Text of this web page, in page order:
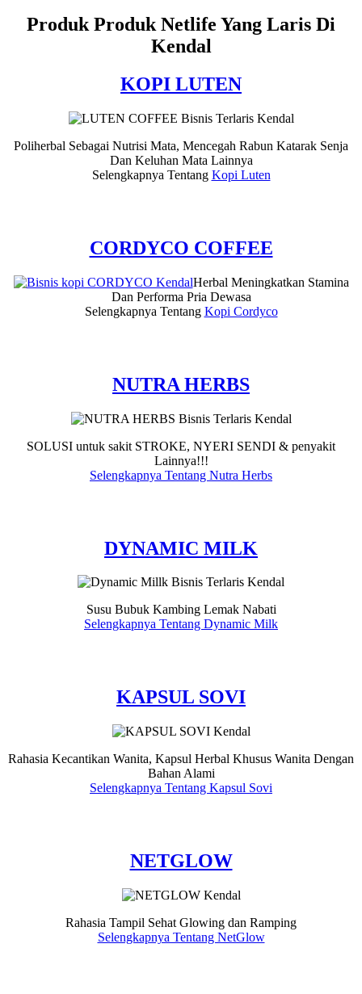
Produk Produk Netlife Yang Laris Di
Kendal
KOPI LUTEN
Poliherbal Sebagai Nutrisi Mata, Mencegah Rabun Katarak Senja
Dan Keluhan Mata Lainnya
Selengkapnya Tentang Kopi Luten
CORDYCO COFFEE
Herbal Meningkatkan Stamina
Dan Performa Pria Dewasa
Selengkapnya Tentang Kopi Cordyco
NUTRA HERBS
SOLUSI untuk sakit STROKE, NYERI SENDI & penyakit
Lainnya!!!
Selengkapnya Tentang Nutra Herbs
DYNAMIC MILK
Susu Bubuk Kambing Lemak Nabati
Selengkapnya Tentang Dynamic Milk
KAPSUL SOVI
Rahasia Kecantikan Wanita, Kapsul Herbal Khusus Wanita Dengan
Bahan Alami
Selengkapnya Tentang Kapsul Sovi
NETGLOW
Rahasia Tampil Sehat Glowing dan Ramping
Selengkapnya Tentang NetGlow